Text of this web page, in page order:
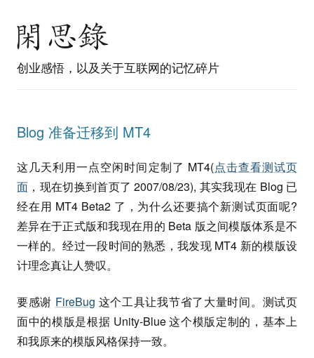
创业感悟，以及关于互联网的记忆碎片
Blog 准备迁移到 MT4
这几天利用一点空闲时间定制了 MT4(点击查看测试页
面 ，现在切换到首页了 2007/08/23), 其实我现在 Blog 已
经在用 MT4 Beta2 了，为什么还要搞个新测试页面呢?
差异在于正式版和我现在用的 Beta 版之间模版体系是不
一样的。经过一段时间的熟悉，我发现 MT4 新的模版设
计理念真让人赞叹。
要感谢 FireBug 这个工具让我节省了大量时间。测试页
面中的模版是根据 Unity-Blue 这个模版定制的，基本上
和我原来的模版风格保持一致。